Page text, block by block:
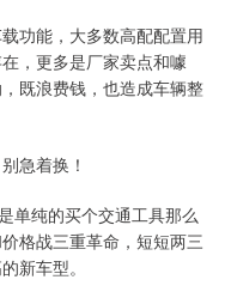
功能，大多数高配配置用
，更多是厂家卖点和噱
既浪费钱，也造成车辆整
急着换！
单纯的买个交通工具那么
格战三重革命，短短两三
新车型。